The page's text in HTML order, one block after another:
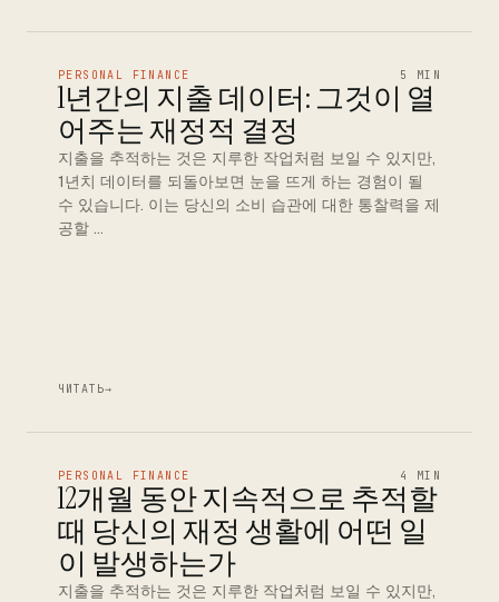
PERSONAL FINANCE 5 MIN
1년간의 지출 데이터: 그것이 열
어주는 재정적 결정
지출을 추적하는 것은 지루한 작업처럼 보일 수 있지만,
1년치 데이터를 되돌아보면 눈을 뜨게 하는 경험이 될
수 있습니다. 이는 당신의 소비 습관에 대한 통찰력을 제
공할 …
ЧИТАТЬ→
PERSONAL FINANCE 4 MIN
12개월 동안 지속적으로 추적할
때 당신의 재정 생활에 어떤 일
이 발생하는가
지출을 추적하는 것은 지루한 작업처럼 보일 수 있지만,